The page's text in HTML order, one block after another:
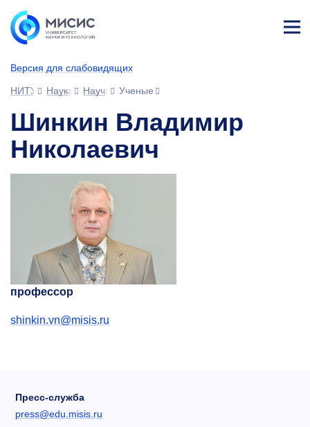
Версия для слабовидящих
НИТУ МИСИС
Наука Научное сообщество
Ученые
Шинкин Владимир
Николаевич
профессор
shinkin.vn@misis.ru
Пресс-служба
press@edu.misis.ru